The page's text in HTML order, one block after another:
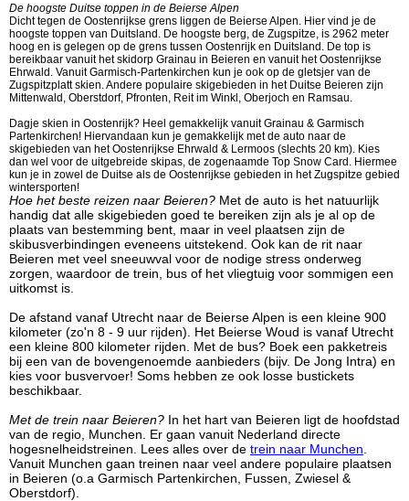
De hoogste Duitse toppen in de Beierse Alpen
Dicht tegen de Oostenrijkse grens liggen de Beierse Alpen. Hier vind je de
hoogste toppen van Duitsland. De hoogste berg, de Zugspitze, is 2962 meter
hoog en is gelegen op de grens tussen Oostenrijk en Duitsland. De top is
bereikbaar vanuit het skidorp Grainau in Beieren en vanuit het Oostenrijkse
Ehrwald. Vanuit Garmisch-Partenkirchen kun je ook op de gletsjer van de
Zugspitzplatt skien. Andere populaire skigebieden in het Duitse Beieren zijn
Mittenwald, Oberstdorf, Pfronten, Reit im Winkl, Oberjoch en Ramsau.
Dagje skien in Oostenrijk? Heel gemakkelijk vanuit Grainau & Garmisch
Partenkirchen! Hiervandaan kun je gemakkelijk met de auto naar de
skigebieden van het Oostenrijkse Ehrwald & Lermoos (slechts 20 km). Kies
dan wel voor de uitgebreide skipas, de zogenaamde Top Snow Card. Hiermee
kun je in zowel de Duitse als de Oostenrijkse gebieden in het Zugspitze gebied
wintersporten!
Hoe het beste reizen naar Beieren? Met de auto is het natuurlijk
handig dat alle skigebieden goed te bereiken zijn als je al op de
plaats van bestemming bent, maar in veel plaatsen zijn de
skibusverbindingen eveneens uitstekend. Ook kan de rit naar
Beieren met veel sneeuwval voor de nodige stress onderweg
zorgen, waardoor de trein, bus of het vliegtuig voor sommigen een
uitkomst is.
De afstand vanaf Utrecht naar de Beierse Alpen is een kleine 900
kilometer (zo'n 8 - 9 uur rijden). Het Beierse Woud is vanaf Utrecht
een kleine 800 kilometer rijden. Met de bus? Boek een pakketreis
bij een van de bovengenoemde aanbieders (bijv. De Jong Intra) en
kies voor busvervoer! Soms hebben ze ook losse bustickets
beschikbaar.
Met de trein naar Beieren? In het hart van Beieren ligt de hoofdstad
van de regio, Munchen. Er gaan vanuit Nederland directe
hogesnelheidstreinen. Lees alles over de trein naar Munchen
Vanuit Munchen gaan treinen naar veel andere populaire plaatsen
in Beieren (o.a Garmisch Partenkirchen, Fussen, Zwiesel &
Oberstdorf).